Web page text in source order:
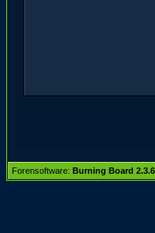
Forensoftware: Burning Board 2.3.6